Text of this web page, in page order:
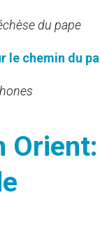
du pape
le chemin du